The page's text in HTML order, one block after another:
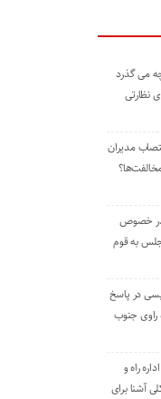
می گذرد
نظارتی
مدیران
در خصوص
به قوم
در پاسخ
جنوب
راه و
آشنا برای